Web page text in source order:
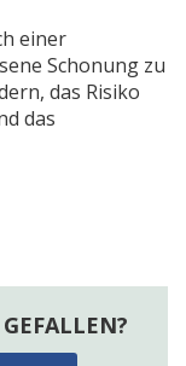
einer
Schonung zu
das Risiko
das